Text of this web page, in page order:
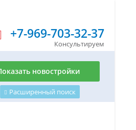
+7-969-703-32-37
Консультируем
Расширенный поиск
новостройки